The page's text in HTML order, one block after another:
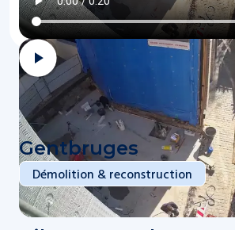
Découvrez nos
autres
Gentbruges
Démolition & reconstruction